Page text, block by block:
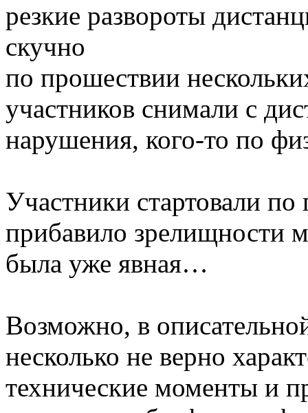
резкие развороты
скучно
по прошествии
участников снимали с
нарушения, кого-то по
Участники стартовали
прибавило зрелищности
была уже явная…
Возможно, в
несколько не верно
технические моменты и